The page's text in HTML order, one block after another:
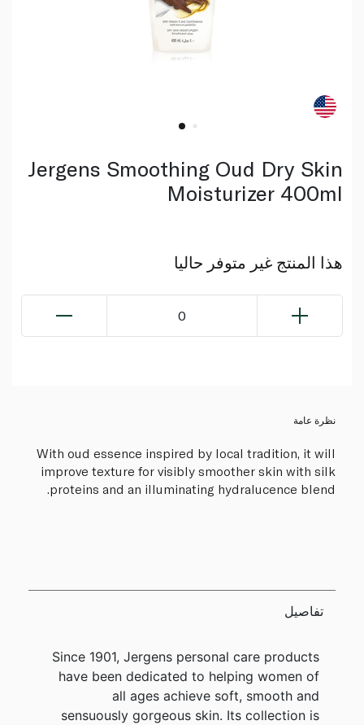
Jergens Smoothing Oud Dry Skin
Moisturizer 400ml
هذا المنتج غير متوفر حاليا
0
نظرة عامة
With oud essence inspired by local tradition, it will
improve texture for visibly smoother skin with silk
proteins and an illuminating hydralucence blend.
تفاصيل
Since 1901, Jergens personal care products
have been dedicated to helping women of
all ages achieve soft, smooth and
sensuously gorgeous skin. Its collection is